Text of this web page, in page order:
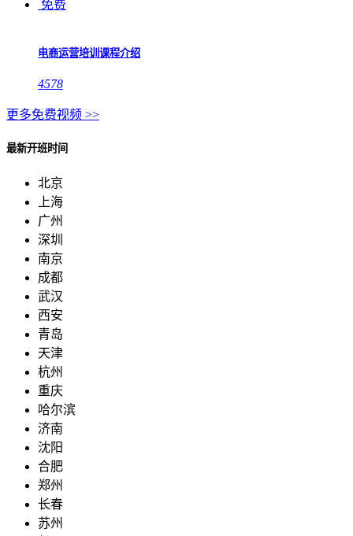
免费
电商运营培训课程介绍
4578
更多免费视频 >>
最新开班时间
北京
上海
广州
深圳
南京
成都
武汉
西安
青岛
天津
杭州
重庆
哈尔滨
济南
沈阳
合肥
郑州
长春
苏州